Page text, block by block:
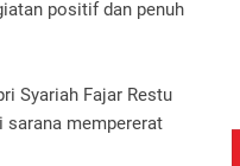
positif dan penuh
Syariah Fajar Restu
sarana mempererat